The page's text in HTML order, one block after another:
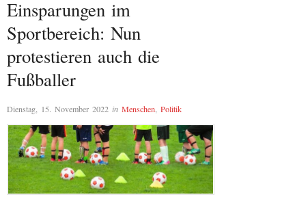
Einsparungen im
Sportbereich: Nun
protestieren auch die
Fußballer
Dienstag, 15. November 2022 in Menschen, Politik